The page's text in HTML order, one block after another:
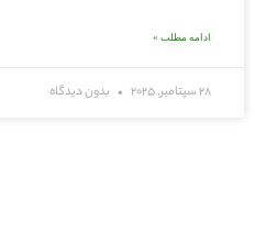
ادامه مطلب »
28 سپتامبر, 2025 بدون دیدگاه